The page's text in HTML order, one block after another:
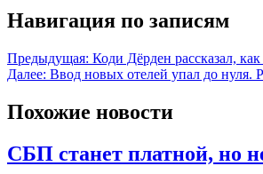
Навигация по записям
Предыдущая: Коди Дёрден рассказал,
Далее: Ввод новых отелей упал до нуля.
Похожие новости
СБП станет платной, но